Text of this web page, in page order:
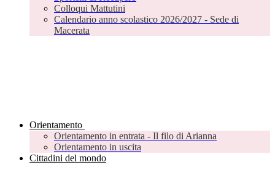
Colloqui Mattutini
Calendario anno scolastico 2026/2027 - Sede di
Macerata
Orientamento
Orientamento in entrata - Il filo di Arianna
Orientamento in uscita
Cittadini del mondo